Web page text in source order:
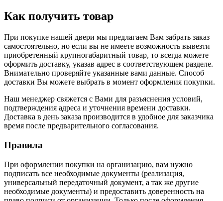
Как получить товар
При покупке нашей двери мы предлагаем Вам забрать заказ
самостоятельно, но если вы не имеете возможность вывезти
приобретенный крупногабаритный товар, то всегда можете
оформить доставку, указав адрес в соответствующем разделе.
Внимательно проверяйте указанные вами данные. Способ
доставки Вы можете выбрать в момент оформления покупки.
Наш менеджер свяжется с Вами для разъяснения условий,
подтверждения адреса и уточнения времени доставки.
Доставка в день заказа производится в удобное для заказчика
время после предварительного согласования.
Правила
При оформлении покупки на организацию, вам нужно
подписать все необходимые документы (реализация,
универсальный передаточный документ, а так же другие
необходимые документы) и предоставить доверенность на